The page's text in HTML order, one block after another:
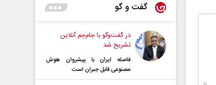
گفت و گو
در گفت‌و‌گو با جام‌جم آنلاین
تشریح شد
فاصله ایران با پیشرو‌ان هوش
مصنوعی قابل جبران است